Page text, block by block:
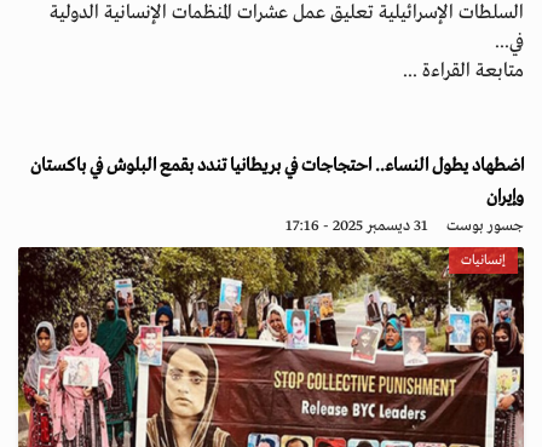
السلطات الإسرائيلية تعليق عمل عشرات المنظمات الإنسانية الدولية
في...
متابعة القراءة ...
اضطهاد يطول النساء.. احتجاجات في بريطانيا تندد بقمع البلوش في باكستان
وإيران
جسور بوست 31 ديسمبر 2025 - 17:16
إنسانيات